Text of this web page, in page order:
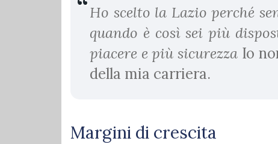
Ho scelto la Lazio perché
quando è così sei più
piacere e più sicurezza Io
della mia carriera.
Margini di crescita